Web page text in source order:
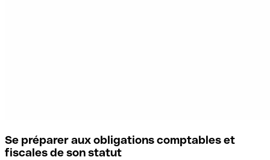
Se préparer aux obligations comptables et
fiscales de son statut